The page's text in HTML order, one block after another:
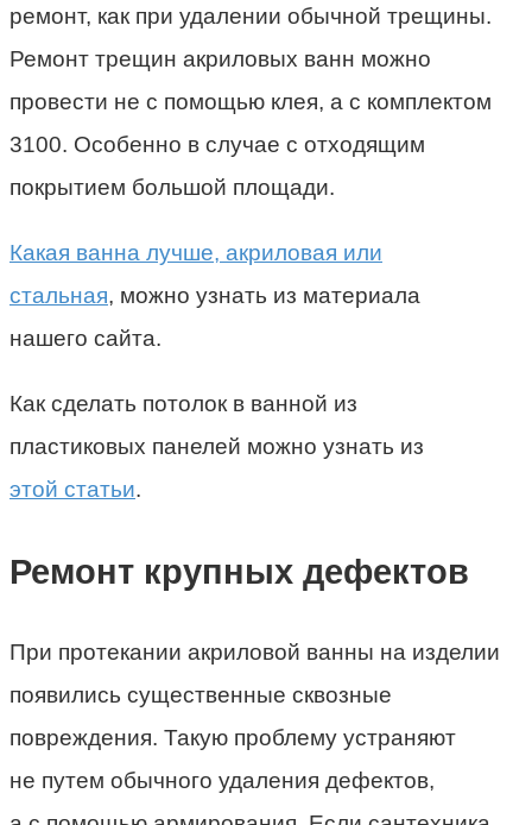
ремонт, как при удалении обычной трещины.
Ремонт трещин акриловых ванн можно
провести не с помощью клея, а с комплектом
3100. Особенно в случае с отходящим
покрытием большой площади.
Какая ванна лучше, акриловая или
стальная, можно узнать из материала
нашего сайта.
Как сделать потолок в ванной из
пластиковых панелей можно узнать из
этой статьи.
Ремонт крупных дефектов
При протекании акриловой ванны на изделии
появились существенные сквозные
повреждения. Такую проблему устраняют
не путем обычного удаления дефектов,